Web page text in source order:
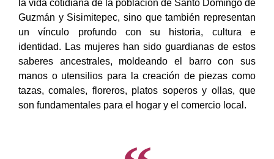
la vida cotidiana de la población de Santo Domingo de
Guzmán y Sisimitepec, sino que también representan
un vínculo profundo con su historia, cultura e
identidad. Las mujeres han sido guardianas de estos
saberes ancestrales, moldeando el barro con sus
manos o utensilios para la creación de piezas como
tazas, comales, floreros, platos soperos y ollas, que
son fundamentales para el hogar y el comercio local.